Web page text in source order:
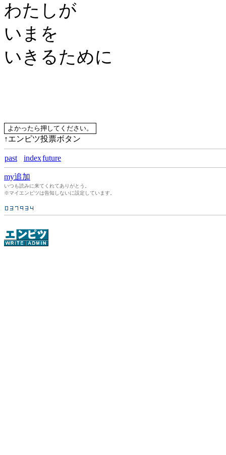
わたしが
いまを
いきるために
↑エンピツ投票ボタン
past indexfuture
my追加
いつも読みに来てくれてありがとう。
※マイエンピツは告知しないに設定しています。